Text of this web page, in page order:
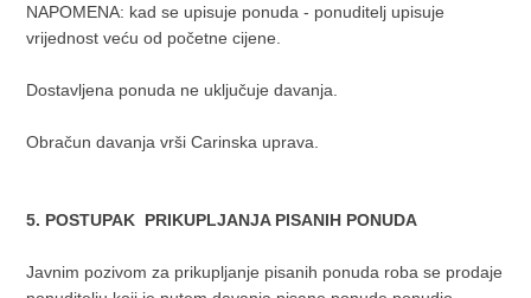
NAPOMENA: kad se upisuje ponuda - ponuditelj upisuje
vrijednost veću od početne cijene.
Dostavljena ponuda ne uključuje davanja.
Obračun davanja vrši Carinska uprava.
5. POSTUPAK PRIKUPLJANJA PISANIH PONUDA
Javnim pozivom za prikupljanje pisanih ponuda roba se prodaje